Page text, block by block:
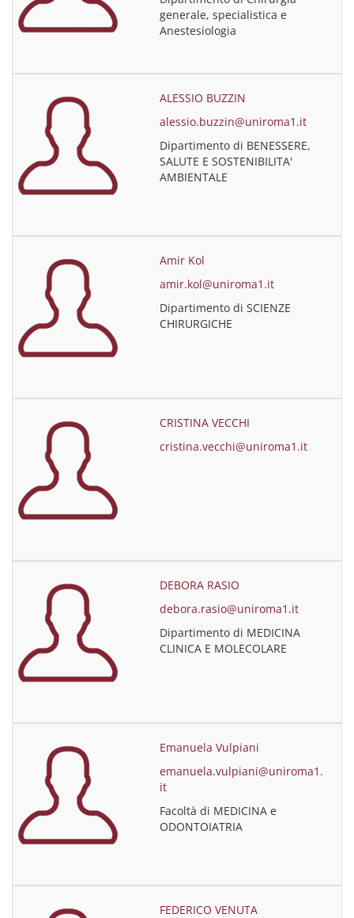
generale, specialistica e
Anestesiologia
ALESSIO BUZZIN
alessio.buzzin@uniroma1.it
Dipartimento di BENESSERE,
SALUTE E SOSTENIBILITA'
AMBIENTALE
Amir Kol
amir.kol@uniroma1.it
Dipartimento di SCIENZE
CHIRURGICHE
CRISTINA VECCHI
cristina.vecchi@uniroma1.it
DEBORA RASIO
debora.rasio@uniroma1.it
Dipartimento di MEDICINA
CLINICA E MOLECOLARE
Emanuela Vulpiani
emanuela.vulpiani@uniroma1.
it
Facoltà di MEDICINA e
ODONTOIATRIA
FEDERICO VENUTA